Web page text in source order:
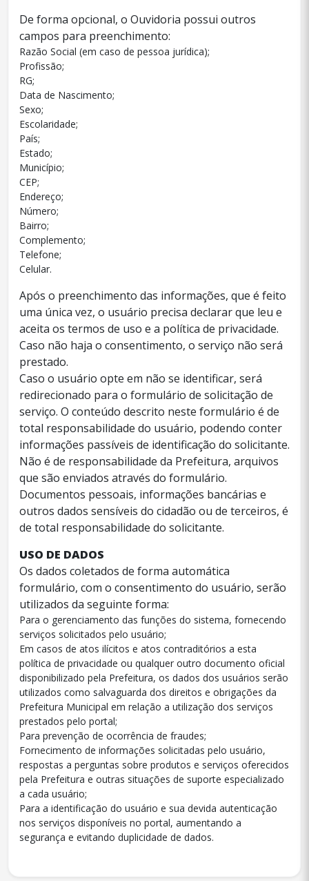
De forma opcional, o Ouvidoria possui outros
campos para preenchimento:
Razão Social (em caso de pessoa jurídica);
Profissão;
RG;
Data de Nascimento;
Sexo;
Escolaridade;
País;
Estado;
Município;
CEP;
Endereço;
Número;
Bairro;
Complemento;
Telefone;
Celular.
Após o preenchimento das informações, que é feito
uma única vez, o usuário precisa declarar que leu e
aceita os termos de uso e a política de privacidade.
Caso não haja o consentimento, o serviço não será
prestado.
Caso o usuário opte em não se identificar, será
redirecionado para o formulário de solicitação de
serviço. O conteúdo descrito neste formulário é de
total responsabilidade do usuário, podendo conter
informações passíveis de identificação do solicitante.
Não é de responsabilidade da Prefeitura, arquivos
que são enviados através do formulário.
Documentos pessoais, informações bancárias e
outros dados sensíveis do cidadão ou de terceiros, é
de total responsabilidade do solicitante.
USO DE DADOS
Os dados coletados de forma automática
formulário, com o consentimento do usuário, serão
utilizados da seguinte forma:
Para o gerenciamento das funções do sistema, fornecendo
serviços solicitados pelo usuário;
Em casos de atos ilícitos e atos contraditórios a esta
política de privacidade ou qualquer outro documento oficial
disponibilizado pela Prefeitura, os dados dos usuários serão
utilizados como salvaguarda dos direitos e obrigações da
Prefeitura Municipal em relação a utilização dos serviços
prestados pelo portal;
Para prevenção de ocorrência de fraudes;
Fornecimento de informações solicitadas pelo usuário,
respostas a perguntas sobre produtos e serviços oferecidos
pela Prefeitura e outras situações de suporte especializado
a cada usuário;
Para a identificação do usuário e sua devida autenticação
nos serviços disponíveis no portal, aumentando a
segurança e evitando duplicidade de dados.